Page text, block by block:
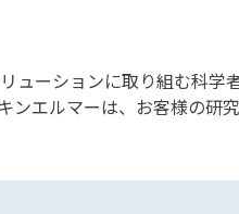
ーションに取り組む科
エルマーは、お客様の研